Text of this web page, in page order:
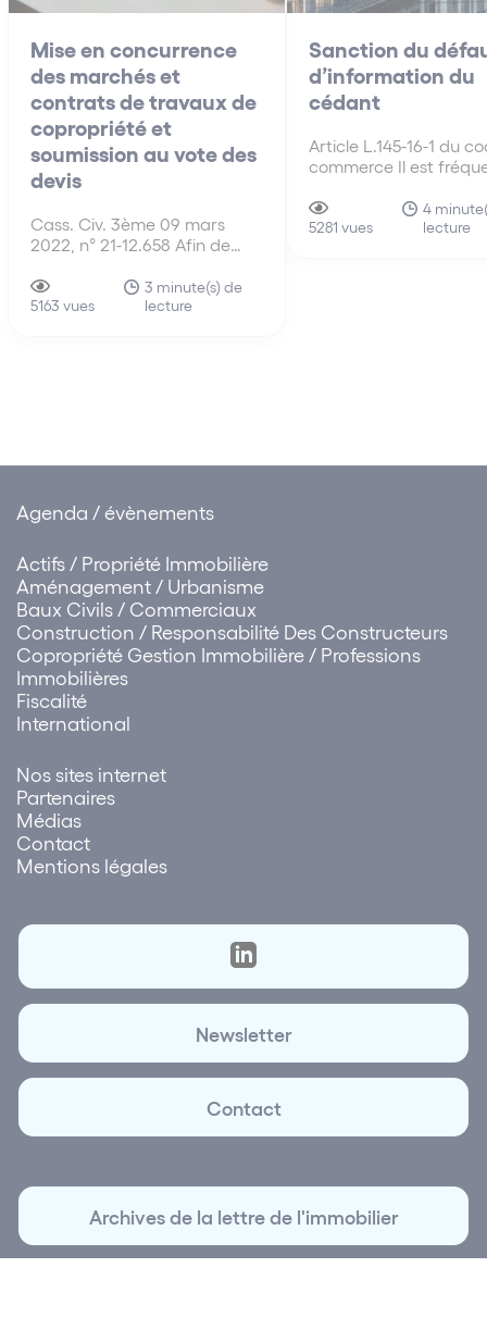
Mise en concurrence
des marchés et
contrats de travaux de
copropriété et
soumission au vote des
devis
Cass. Civ. 3ème 09 mars
2022, n° 21-12.658 Afin de
en concurrence des marchés
et des contrats pour les
5163 vues
3 minute(s) de
lecture
Sanction du
d’information du
cédant
Article L.145-16-1 du
commerce Il est
commerciaux qu’en
cession du bail par le
5281 vues
4
lecture
Agenda / évènements
Actifs / Propriété Immobilière
Aménagement / Urbanisme
Baux Civils / Commerciaux
Construction / Responsabilité Des Constructeurs
Copropriété Gestion Immobilière / Professions
Immobilières
Fiscalité
International
Nos sites internet
Partenaires
Médias
Contact
Mentions légales
Newsletter
Contact
Archives de la lettre de l'immobilier